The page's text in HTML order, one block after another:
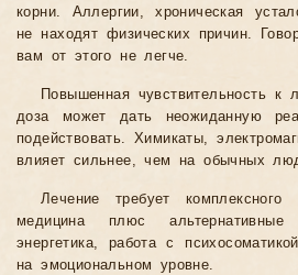
корни. Аллергии, хроническая
не находят физических причин.
вам от этого не легче.
Повышенная чувствительность к
доза может дать неожиданную
подействовать. Химикаты,
влияет сильнее, чем на обычных
Лечение требует комплексного
медицина плюс
энергетика, работа с
на эмоциональном уровне.